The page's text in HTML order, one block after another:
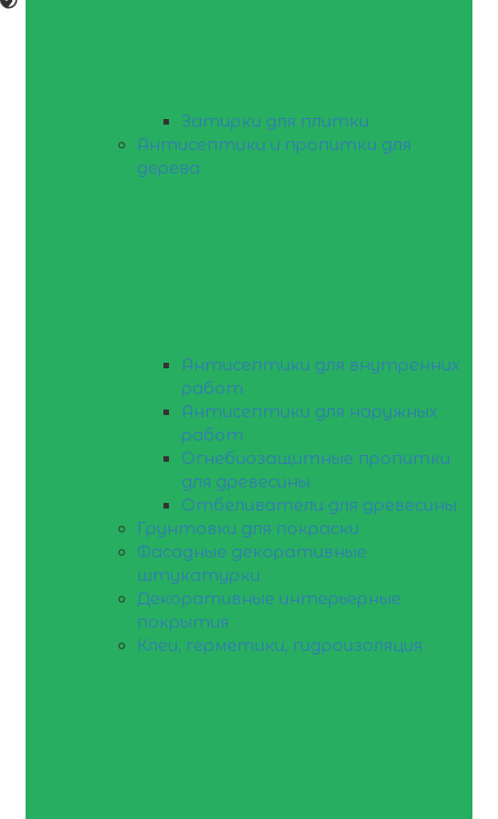
Затирки для плитки
Антисептики и пропитки для
дерева
Антисептики для внутренних
работ
Антисептики для наружных
работ
Огнебиозащитные пропитки
для древесины
Отбеливатели для древесины
Грунтовки для покраски
Фасадные декоративные
штукатурки
Декоративные интерьерные
покрытия
Клеи, герметики, гидроизоляция